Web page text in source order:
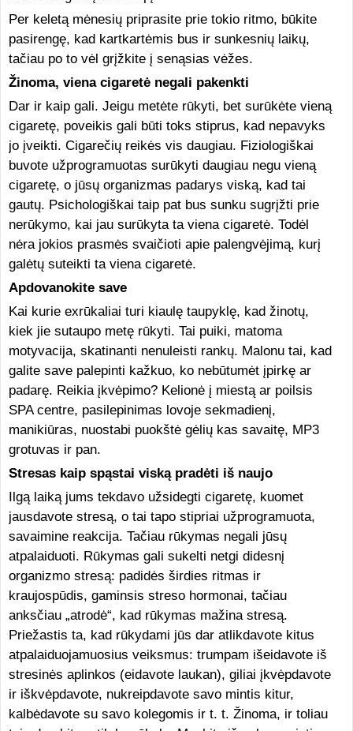
Per keletą mėnesių priprasite prie tokio ritmo, būkite
pasirengę, kad kartkartėmis bus ir sunkesnių laikų,
tačiau po to vėl grįžkite į senąsias vėžes.
Žinoma, viena cigaretė negali pakenkti
Dar ir kaip gali. Jeigu metėte rūkyti, bet surūkėte vieną
cigaretę, poveikis gali būti toks stiprus, kad nepavyks
jo įveikti. Cigarečių reikės vis daugiau. Fiziologiškai
buvote užprogramuotas surūkyti daugiau negu vieną
cigaretę, o jūsų organizmas padarys viską, kad tai
gautų. Psichologiškai taip pat bus sunku sugrįžti prie
nerūkymo, kai jau surūkyta ta viena cigaretė. Todėl
nėra jokios prasmės svaičioti apie palengvėjimą, kurį
galėtų suteikti ta viena cigaretė.
Apdovanokite save
Kai kurie exrūkaliai turi kiaulę taupyklę, kad žinotų,
kiek jie sutaupo metę rūkyti. Tai puiki, matoma
motyvacija, skatinanti nenuleisti rankų. Malonu tai, kad
galite save palepinti kažkuo, ko nebūtumėt įpirkę ar
padarę. Reikia įkvėpimo? Kelionė į miestą ar poilsis
SPA centre, pasilepinimas lovoje sekmadienį,
manikiūras, nuostabi puokštė gėlių kas savaitę, MP3
grotuvas ir pan.
Stresas kaip spąstai viską pradėti iš naujo
Ilgą laiką jums tekdavo užsidegti cigaretę, kuomet
jausdavote stresą, o tai tapo stipriai užprogramuota,
savaimine reakcija. Tačiau rūkymas negali jūsų
atpalaiduoti. Rūkymas gali sukelti netgi didesnį
organizmo stresą: padidės širdies ritmas ir
kraujospūdis, gaminsis streso hormonai, tačiau
anksčiau „atrodė“, kad rūkymas mažina stresą.
Priežastis ta, kad rūkydami jūs dar atlikdavote kitus
atpalaiduojamuosius veiksmus: trumpam išeidavote iš
stresinės aplinkos (eidavote laukan), giliai įkvėpdavote
ir iškvėpdavote, nukreipdavote savo mintis kitur,
kalbėdavote su savo kolegomis ir t. t. Žinoma, ir toliau